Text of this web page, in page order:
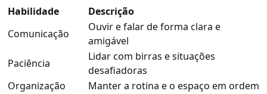
Habilidade
Descrição
Comunicação
Ouvir e falar de forma clara e
amigável
Paciência
Lidar com birras e situações
desafiadoras
Organização
Manter a rotina e o espaço em ordem